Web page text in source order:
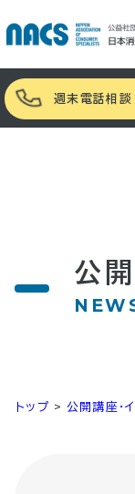
週末電話相談
公
トップ > 公開講座・